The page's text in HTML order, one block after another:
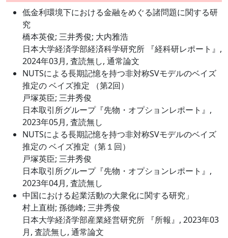
低金利環境下における金融をめぐる諸問題に関する研
究
橋本英俊; 三井秀俊; 大内雅浩
日本大学経済学部経済科学研究所 『経科研レポート』,
2024年03月, 査読無し, 通常論文
NUTSによる長期記憶を持つ非対称SVモデルのベイズ
推定の ベイズ推定 （第2回）
戸塚英臣; 三井秀俊
日本取引所グループ『先物・オプションレポート』,
2023年05月, 査読無し
NUTSによる長期記憶を持つ非対称SVモデルのベイズ
推定の ベイズ推定（第１回）
戸塚英臣; 三井秀俊
日本取引所グループ『先物・オプションレポート』,
2023年04月, 査読無し
中国における起業活動の大衆化に関する研究」
村上直樹; 孫徳峰; 三井秀俊
日本大学経済学部産業経営研究所 『所報』, 2023年03
月, 査読無し, 通常論文